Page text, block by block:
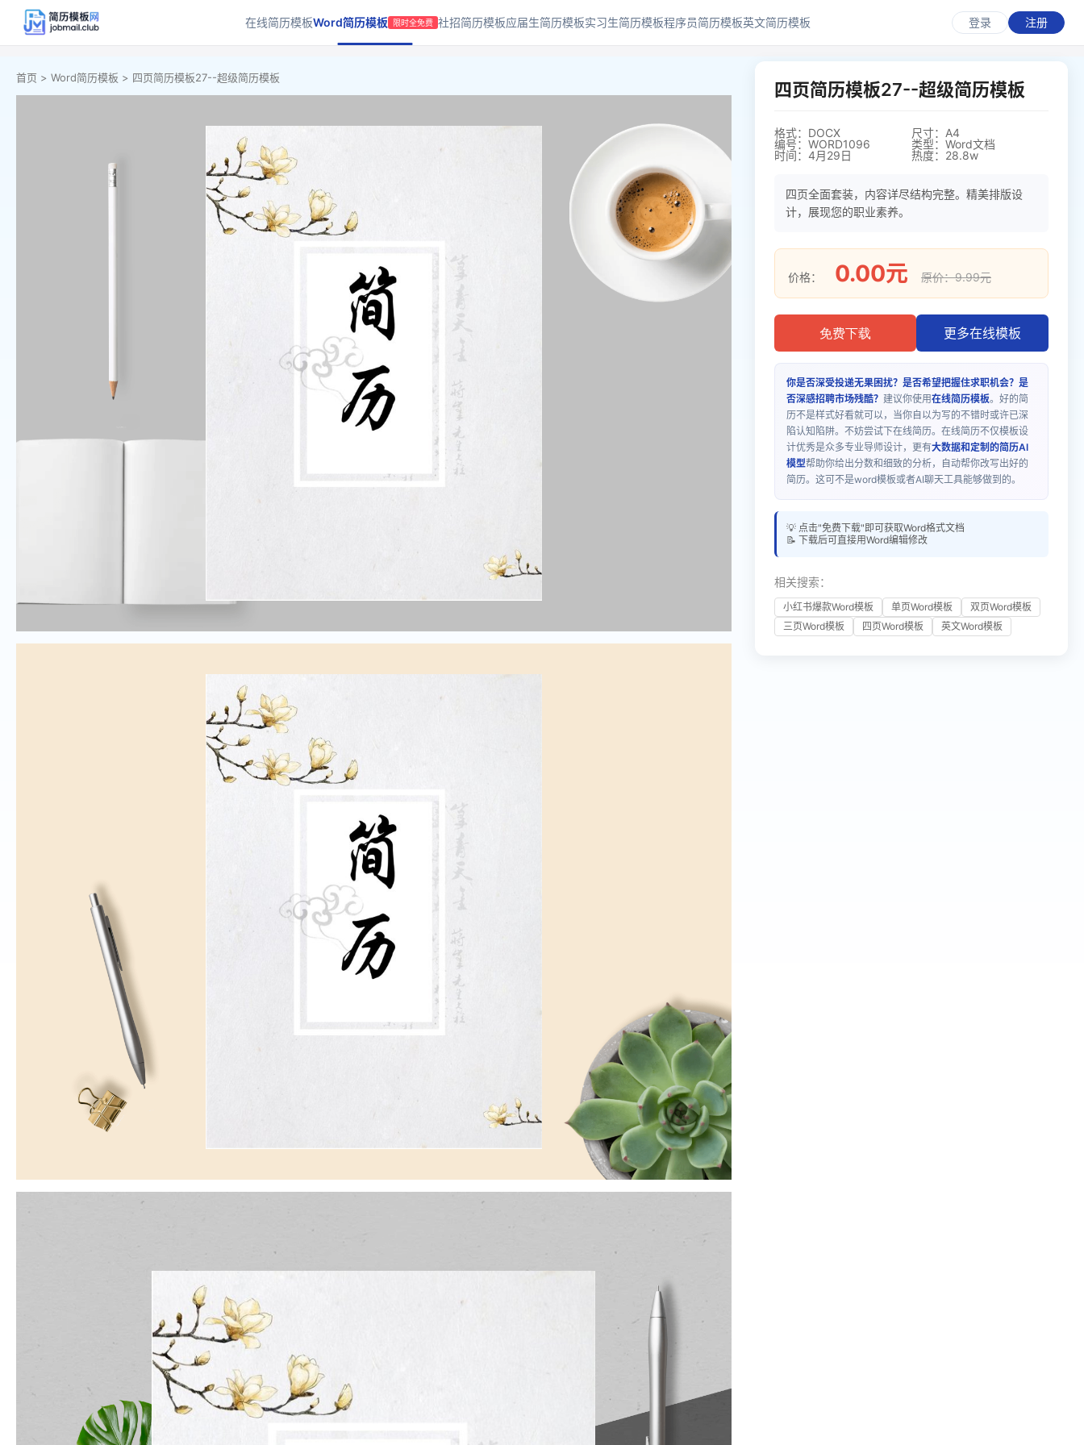
在线简历模板Word简历模板 限时全免费 社招简历模板应届生简历模板实习生简历模板程序员简历模板英文简历模板 登录 注册
首页 > Word简历模板 > 四页简历模板27--超级简历模板
四页简历模板27--超级简历模板
格式：DOCX
尺寸：A4
编号：WORD1096
类型：Word文档
时间：4月29日
热度：28.8w
四页全面套装，内容详尽结构完整。精美排版设
计，展现您的职业素养。
价格： 0.00元 原价：9.99元
免费下载 更多在线模板
你是否深受投递无果困扰？是否希望把握住求职机会？是
否深感招聘市场残酷？ 建议你使用在线简历模板。好的简
历不是样式好看就可以，当你自以为写的不错时或许已深
陷认知陷阱。不妨尝试下在线简历。在线简历不仅模板设
计优秀是众多专业导师设计，更有大数据和定制的简历AI
模型帮助你给出分数和细致的分析，自动帮你改写出好的
简历。这可不是word模板或者AI聊天工具能够做到的。
💡 点击"免费下载"即可获取Word格式文档
📝 下载后可直接用Word编辑修改
相关搜索：
小红书爆款Word模板 单页Word模板
双页Word模板
三页Word模板
四页Word模板 英文Word模板